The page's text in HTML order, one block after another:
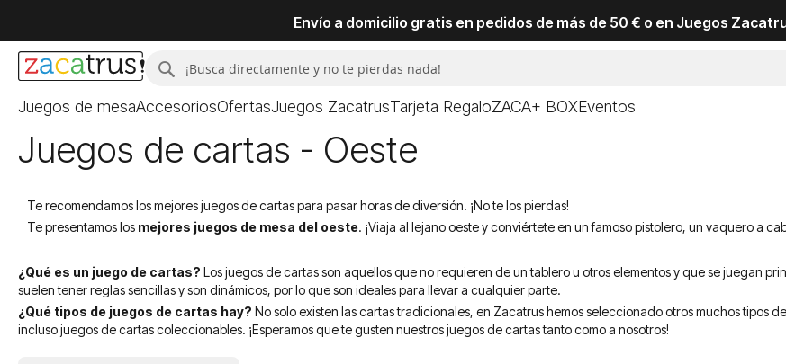
Envío a domicilio gratis en pedidos de más de 50 € o en Juegos
Buscar
Juegos de mesaAccesoriosOfertasJuegos ZacatrusTarjeta RegaloZACA+ BOXEventos
Juegos de cartas - Oeste
Te recomendamos los mejores juegos de cartas para pasar horas de diversión. ¡No te los pierdas!
Te presentamos los mejores juegos de mesa del oeste. ¡Viaja al lejano oeste y conviértete en un famoso pistolero, un vaquero a
¿Qué es un juego de cartas? Los juegos de cartas son aquellos que no requieren de un tablero u otros elementos y que se juegan
suelen tener reglas sencillas y son dinámicos, por lo que son ideales para llevar a cualquier parte.
¿Qué tipos de juegos de cartas hay? No solo existen las cartas tradicionales, en Zacatrus hemos seleccionado otros muchos tipos
incluso juegos de cartas coleccionables. ¡Esperamos que te gusten nuestros juegos de cartas tanto como a nosotros!